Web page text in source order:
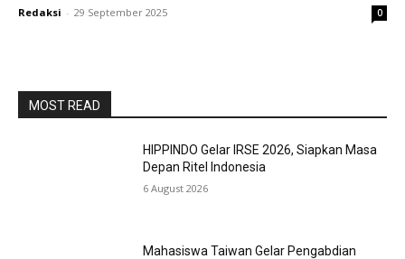
Redaksi - 29 September 2025 0
MOST READ
HIPPINDO Gelar IRSE 2026, Siapkan Masa
Depan Ritel Indonesia
6 August 2026
Mahasiswa Taiwan Gelar Pengabdian